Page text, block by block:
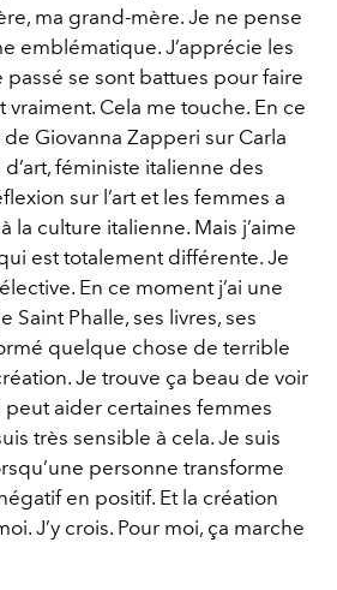
ma grand-mère. Je ne pense
emblématique. J’apprécie les
se sont battues pour faire
Cela me touche. En ce
Giovanna Zapperi sur Carla
féministe italienne des
sur l’art et les femmes a
la culture italienne. Mais j’aime
est totalement différente. Je
En ce moment j’ai une
Saint Phalle, ses livres, ses
quelque chose de terrible
Je trouve ça beau de voir
aider certaines femmes
très sensible à cela. Je suis
personne transforme
en positif. Et la création
J’y crois. Pour moi, ça marche